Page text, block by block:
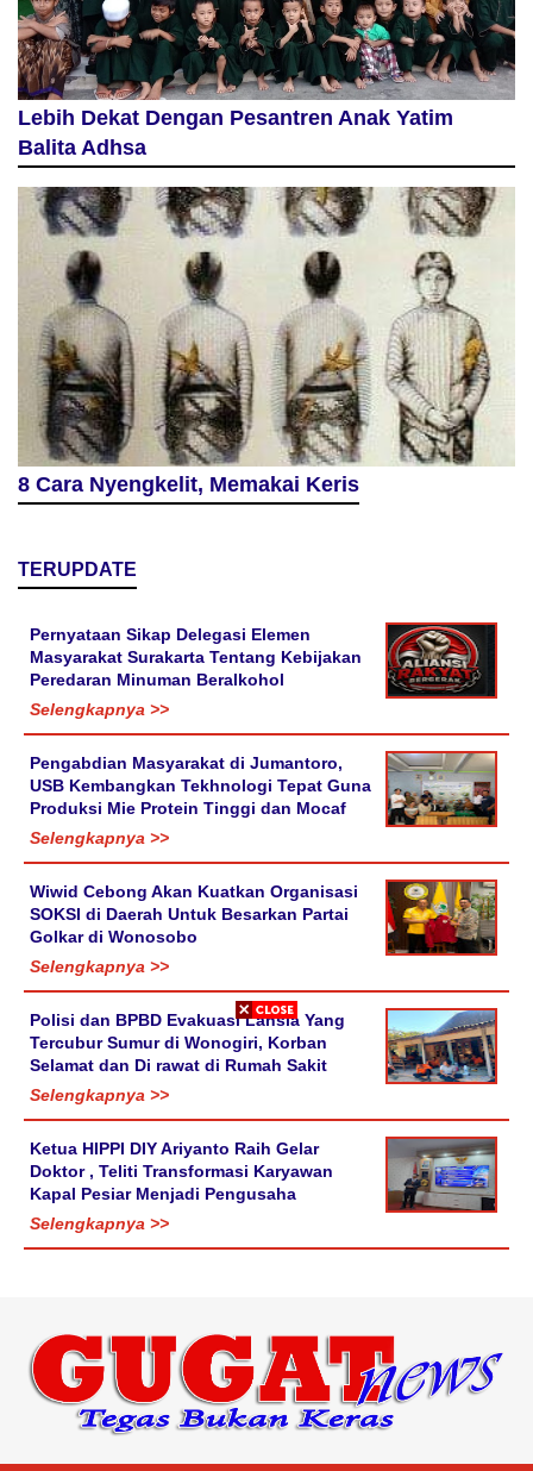
Lebih Dekat Dengan Pesantren Anak Yatim
Balita Adhsa
8 Cara Nyengkelit, Memakai Keris
TERUPDATE
Pernyataan Sikap Delegasi Elemen
Masyarakat Surakarta Tentang Kebijakan
Peredaran Minuman Beralkohol
Selengkapnya >>
Pengabdian Masyarakat di Jumantoro,
USB Kembangkan Tekhnologi Tepat Guna
Produksi Mie Protein Tinggi dan Mocaf
Selengkapnya >>
Wiwid Cebong Akan Kuatkan Organisasi
SOKSI di Daerah Untuk Besarkan Partai
Golkar di Wonosobo
Selengkapnya >>
Polisi dan BPBD Evakuasi Lansia Yang
Tercubur Sumur di Wonogiri, Korban
Selamat dan Di rawat di Rumah Sakit
Selengkapnya >>
Ketua HIPPI DIY Ariyanto Raih Gelar
Doktor , Teliti Transformasi Karyawan
Kapal Pesiar Menjadi Pengusaha
Selengkapnya >>